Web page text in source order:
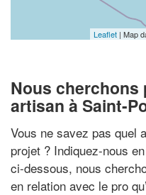
Leaflet | Map
Nous cherchons
artisan à Saint-
Vous ne savez pas quel
projet ? Indiquez-nous
ci-dessous, nous
en relation avec le pro